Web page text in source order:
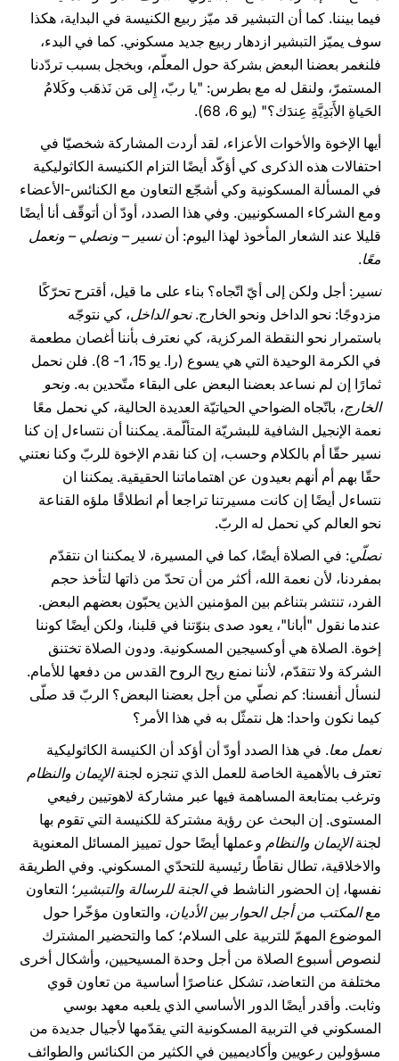
فيما بيننا. كما أن التبشير قد ميّز ربيع الكنيسة في البداية، هكذا
سوف يميّز التبشير ازدهار ربيع جديد مسكوني. كما في البدء،
فلنغمر بعضنا البعض بشركة حول المعلّم، وبخجل بسبب تردّدنا
المستمرّ، ولنقل له مع بطرس: "يا ربّ، إِلى مَن نَذهَب وكَلامُ
الحَياةِ الأَبَدِيَّةِ عِندَك؟" (يو 6، 68).
أيها الإخوة والأخوات الأعزاء، لقد أردت المشاركة شخصيّا في
احتفالات هذه الذكرى كي أؤكّد أيضًا التزام الكنيسة الكاثوليكية
في المسألة المسكونية وكي أشجّع التعاون مع الكنائس-الأعضاء
ومع الشركاء المسكونيين. وفي هذا الصدد، أودّ أن أتوقّف أنا أيضًا
قليلا عند الشعار المأخوذ لهذا اليوم: أننسير – ونصلي – ونعمل
معًا.
نسير : أجل ولكن إلى أيّ اتّجاه؟ بناء على ما قيل، أقترح تحرّكًا
مزدوجًا: نحو الداخل ونحو الخارج.نحو الداخل، كي نتوجّه
باستمرار نحو النقطة المركزية، كي نعترف بأننا أغصان مطعمة
في الكرمة الوحيدة التي هي يسوع (را. يو 15، 1- 8). فلن نحمل
ثمارًا إن لم نساعد بعضنا البعض على البقاء متّحدين به. ونحو
الخارج، باتّجاه الضواحي الحياتيّة العديدة الحالية، كي نحمل معًا
نعمة الإنجيل الشافية للبشريّة المتألّمة. يمكننا أن نتساءل إن كنا
نسير حقّا أم بالكلام وحسب، إن كنا نقدم الإخوة للربّ وكنا نعتني
حقّا بهم أم أنهم بعيدون عن اهتماماتنا الحقيقية. يمكننا ان
نتساءل أيضًا إن كانت مسيرتنا تراجعا أم انطلاقًا ملؤه القناعة
نحو العالم كي نحمل له الربّ.
نصلّي: في الصلاة أيضًا، كما في المسيرة، لا يمكننا ان نتقدّم
بمفردنا، لأن نعمة الله، أكثر من أن تحدّ من ذاتها لتأخذ حجم
الفرد، تنتشر بتناغم بين المؤمنين الذين يحبّون بعضهم البعض.
عندما نقول "أبانا"، يعود صدى بنوّتنا في قلبنا، ولكن أيضًا كوننا
إخوة. الصلاة هي أوكسيجين المسكونية. ودون الصلاة تختنق
الشركة ولا تتقدّم، لأننا نمنع ريح الروح القدس من دفعها للأمام.
لنسأل أنفسنا: كم نصلّي من أجل بعضنا البعض؟ الربّ قد صلّى
كيما نكون واحدا: هل نتمثّل به في هذا الأمر؟
نعمل معا. في هذا الصدد أودّ أن أؤكد أن الكنيسة الكاثوليكية
تعترف بالأهمية الخاصة للعمل الذي تنجزه لجنةالإيمان والنظام
وترغب بمتابعة المساهمة فيها عبر مشاركة لاهوتيين رفيعي
المستوى. إن البحث عن رؤية مشتركة للكنيسة التي تقوم بها
لجنةالإيمان والنظام وعملها أيضًا حول تمييز المسائل المعنوية
والاخلاقية، تطال نقاطًا رئيسية للتحدّي المسكوني. وفي الطريقة
نفسها، إن الحضور الناشط فيالجنة للرسالة والتبشير ؛ التعاون
معالمكتب من أجل الحوار بين الأديان، والتعاون مؤخّرا حول
الموضوع المهمّ للتربية على السلام؛ كما والتحضير المشترك
لنصوص أسبوع الصلاة من أجل وحدة المسيحيين، وأشكال أخرى
مختلفة من التعاضد، تشكل عناصرًا أساسية من تعاون قوي
وثابت. وأقدر أيضًا الدور الأساسي الذي يلعبه معهد بوسي
المسكوني في التربية المسكونية التي يقدّمها لأجيال جديدة من
مسؤولين رعويين وأكاديميين في الكثير من الكنائس والطوائف